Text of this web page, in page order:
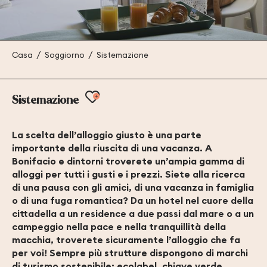
Casa Soggiorno Sistemazione
Sistemazione Ajouter aux favoris
La scelta dell’alloggio giusto è una parte
importante della riuscita di una vacanza. A
Bonifacio e dintorni troverete un’ampia gamma di
alloggi per tutti i gusti e i prezzi. Siete alla ricerca
di una pausa con gli amici, di una vacanza in famiglia
o di una fuga romantica? Da un hotel nel cuore della
cittadella a un residence a due passi dal mare o a un
campeggio nella pace e nella tranquillità della
macchia, troverete sicuramente l’alloggio che fa
per voi! Sempre più strutture dispongono di marchi